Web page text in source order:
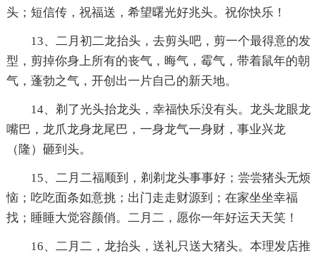
头；短信传，祝福送，希望曙光好兆头。祝你快乐！
13、二月初二龙抬头，去剪头吧，剪一个最得意的发
型，剪掉你身上所有的丧气，晦气，霉气，带着鼠年的朝
气，蓬勃之气，开创出一片自己的新天地。
14、剃了光头抬龙头，幸福快乐没有头。龙头龙眼龙
嘴巴，龙爪龙身龙尾巴，一身龙气一身财，事业兴龙
（隆）砸到头。
15、二月二福顺到，剃剃龙头事事好；尝尝猪头无烦
恼；吃吃面条如意挑；出门走走财源到；在家坐坐幸福
找；睡睡大觉容颜俏。二月二，愿你一年好运天天笑！
16、二月二，龙抬头，送礼只送大猪头。本理发店推